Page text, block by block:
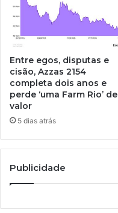
Entre egos, disputas e
cisão, Azzas 2154
completa dois anos e
perde ‘uma Farm Rio’ de
valor
5 dias atrás
Publicidade